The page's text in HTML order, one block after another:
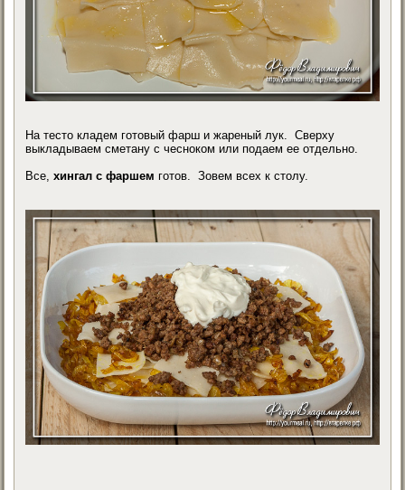
На тесто кладем готовый фарш и жареный лук. Сверху
выкладываем сметану с чесноком или подаем ее отдельно.
Все,хингал с фаршем готов. Зовем всех к столу.